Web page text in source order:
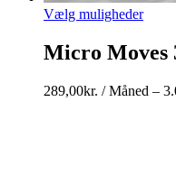
Vælg muligheder
Micro Moves
289,00kr. / Måned –